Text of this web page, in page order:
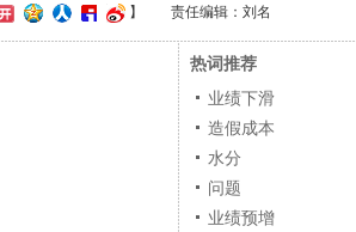
】 责任编辑：刘名
热词推荐
业绩下滑
造假成本
水分
问题
业绩预增